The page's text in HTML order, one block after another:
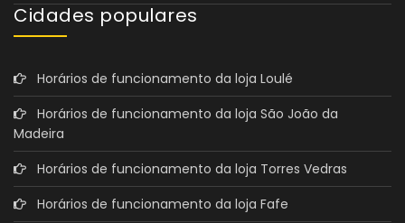
Cidades populares
Horários de funcionamento da loja Loulé
Horários de funcionamento da loja São João da
Madeira
Horários de funcionamento da loja Torres Vedras
Horários de funcionamento da loja Fafe